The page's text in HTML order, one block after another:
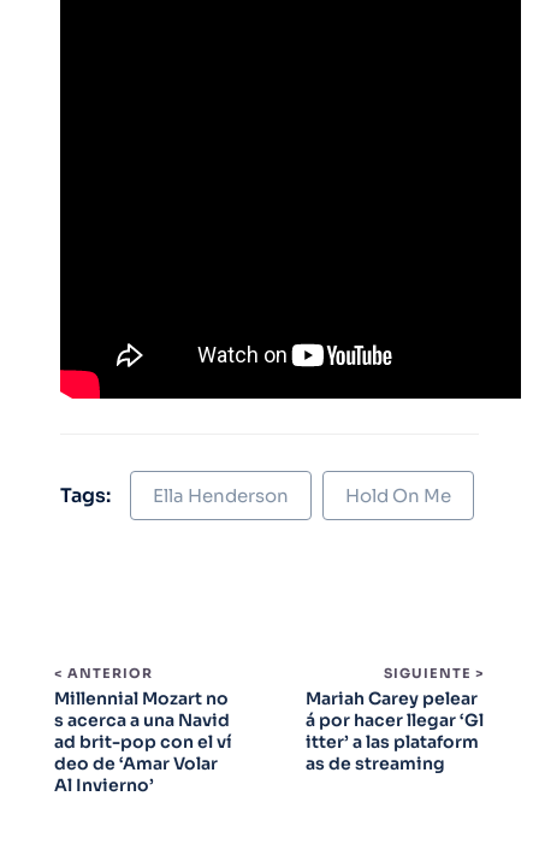
Tags: Ella Henderson Hold On Me
< ANTERIOR
Millennial Mozart no
s acerca a una Navid
ad brit-pop con el ví
deo de ‘Amar Volar
Al Invierno’
SIGUIENTE >
Mariah Carey pelear
á por hacer llegar ‘Gl
itter’ a las plataform
as de streaming